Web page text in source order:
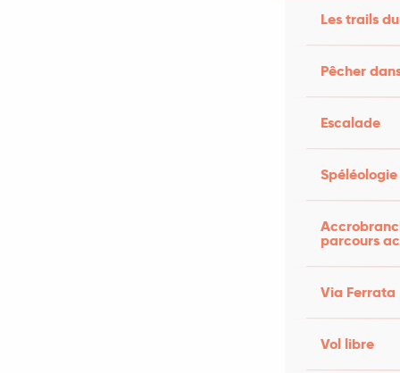
Les trails
Pêcher
Escalade
Spéléologie
parcours
Via Ferrata
Vol libre